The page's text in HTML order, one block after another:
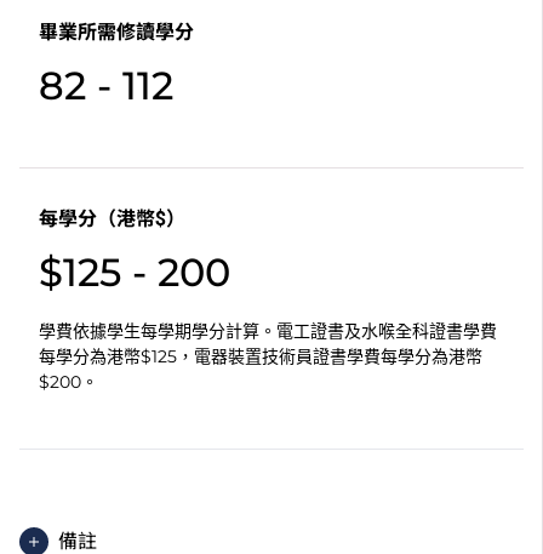
畢業所需修讀學分
82 - 112
每學分（港幣$）
$125 - 200
學費依據學生每學期學分計算。電工證書及水喉全科證書學費
每學分為港幣$125，電器裝置技術員證書學費每學分為港幣
$200。
備註